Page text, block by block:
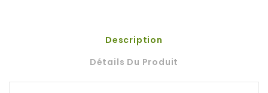
Description
Détails Du Produit